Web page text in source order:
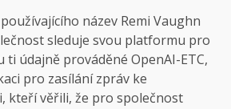
název Remi Vaughn
sleduje svou platformu pro
ti údajně prováděné OpenAI-ETC,
pro zasílání zpráv ke
kteří věřili, že pro společnost